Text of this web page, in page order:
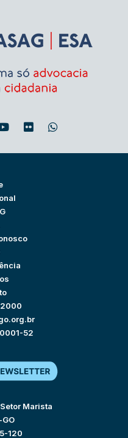
52
Marista
120